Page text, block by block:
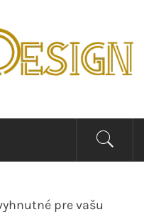
pre bývaní
pre vašu